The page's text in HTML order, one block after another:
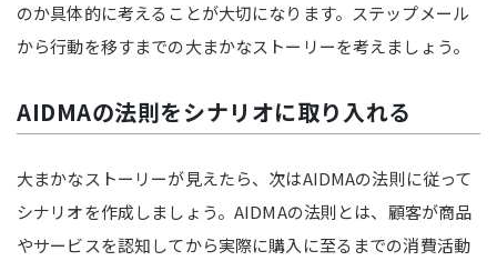
のか具体的に考えることが大切になります。ステップメール
から行動を移すまでの大まかなストーリーを考えましょう。
AIDMAの法則をシナリオに取り入れる
大まかなストーリーが見えたら、次はAIDMAの法則に従って
シナリオを作成しましょう。AIDMAの法則とは、顧客が商品
やサービスを認知してから実際に購入に至るまでの消費活動